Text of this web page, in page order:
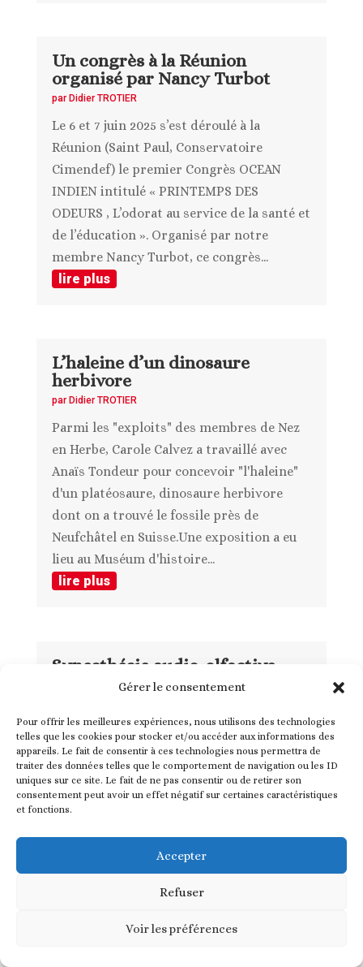
Gérer le consentement
Pour offrir les meilleures expériences, nous utilisons des technologies
telles que les cookies pour stocker et/ou accéder aux informations des
appareils. Le fait de consentir à ces technologies nous permettra de
traiter des données telles que le comportement de navigation ou les ID
uniques sur ce site. Le fait de ne pas consentir ou de retirer son
consentement peut avoir un effet négatif sur certaines caractéristiques
et fonctions.
Accepter
Refuser
Voir les préférences
Un congrès à la Réunion
organisé par Nancy Turbot
par Didier TROTIER
Le 6 et 7 juin 2025 s’est déroulé à la
Réunion (Saint Paul, Conservatoire
Cimendef) le premier Congrès OCEAN
INDIEN intitulé « PRINTEMPS DES
ODEURS , L’odorat au service de la santé et
de l’éducation ». Organisé par notre
membre Nancy Turbot, ce congrès...
lire plus
L’haleine d’un dinosaure
herbivore
par Didier TROTIER
Parmi les "exploits" des membres de Nez
en Herbe, Carole Calvez a travaillé avec
Anaïs Tondeur pour concevoir "l'haleine"
d'un platéosaure, dinosaure herbivore
dont on a trouvé le fossile près de
Neufchâtel en Suisse.Une exposition a eu
lieu au Muséum d'histoire...
lire plus
Synesthésie audio-olfactive,
Métaphore et Mémoire (Annick
parDidier TROTIER
Annick Le Guérer, notre membre
d’honneur, vient de publier "Auditory-
Olfactory Synesthesia, Metaphor, and
Memory", in Dupuis, Chanelle. (Ed.), The
Senses and Memory, Vernon Press,
2025. https://vernonpress.com/book/2304.